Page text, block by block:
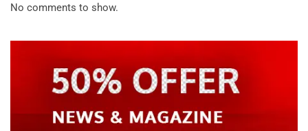
No comments to show.